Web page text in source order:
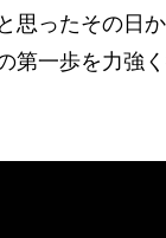
思ったその日
第一歩を力強